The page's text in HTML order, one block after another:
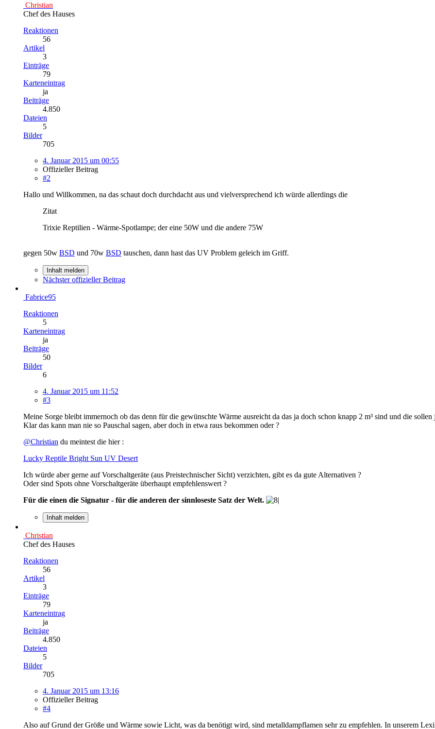
Christian
Chef des Hauses
Reaktionen
56
Artikel
3
Einträge
79
Karteneintrag
ja
Beiträge
4.850
Dateien
5
Bilder
705
4. Januar 2015 um 00:55
Offizieller Beitrag
#2
Hallo und Willkommen, na das schaut doch durchdacht aus und vielversprechend ich würde allerdings die
Zitat
Trixie Reptilien - Wärme-Spotlampe; der eine 50W und die andere 75W
gegen 50w BSD und 70w BSD tauschen, dann hast das UV Problem geleich im Griff.
Inhalt melden
Nächster offizieller Beitrag
Fabrice95
Reaktionen
5
Karteneintrag
ja
Beiträge
50
Bilder
6
4. Januar 2015 um 11:52
#3
Meine Sorge bleibt immernoch ob das denn für die gewünschte Wärme ausreicht da das ja doch schon knapp 2 m³ sind und die
Klar das kann man nie so Pauschal sagen, aber doch in etwa raus bekommen oder ?
@Christian du meintest die hier :
Lucky Reptile Bright Sun UV Desert
Ich würde aber gerne auf Vorschaltgeräte (aus Preistechnischer Sicht) verzichten, gibt es da gute Alternativen ?
Oder sind Spots ohne Vorschaltgeräte überhaupt empfehlenswert ?
Für die einen die Signatur - für die anderen der sinnloseste Satz der Welt.
Inhalt melden
Christian
Chef des Hauses
Reaktionen
56
Artikel
3
Einträge
79
Karteneintrag
ja
Beiträge
4.850
Dateien
5
Bilder
705
4. Januar 2015 um 13:16
Offizieller Beitrag
#4
Also auf Grund der Größe und Wärme sowie Licht, was da benötigt wird, sind metalldampflamen sehr zu empfehlen. In unserem